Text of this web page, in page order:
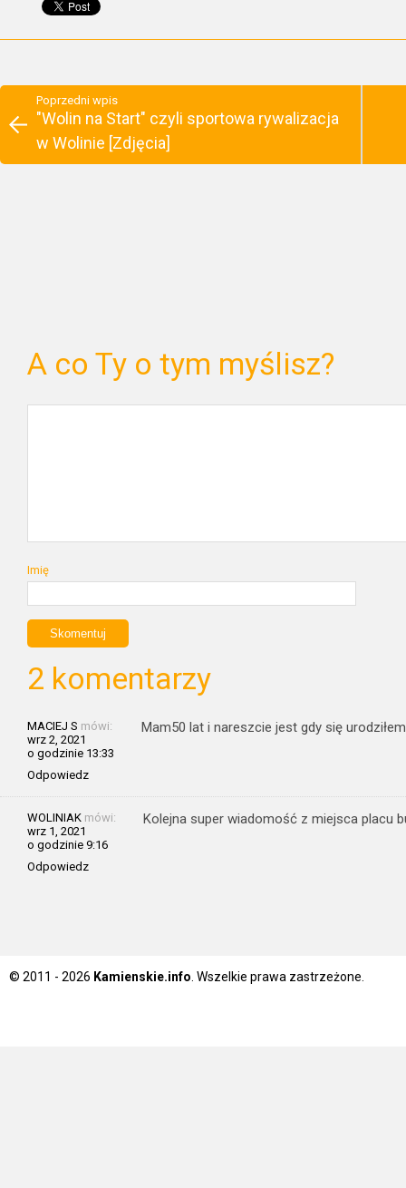
Poprzedni wpis
"Wolin na Start" czyli sportowa rywalizacja
w Wolinie [Zdjęcia]
A co Ty o tym myślisz?
Imię
2 komentarzy
MACIEJ S mówi:
wrz 2, 2021
o godzinie 13:33
Odpowiedz
Mam50 lat i nareszcie jest gdy się
WOLINIAK mówi:
wrz 1, 2021
o godzinie 9:16
Odpowiedz
Kolejna super wiadomość z miejsca placu
© 2011 - 2026 Kamienskie.info . Wszelkie prawa zastrzeżone.